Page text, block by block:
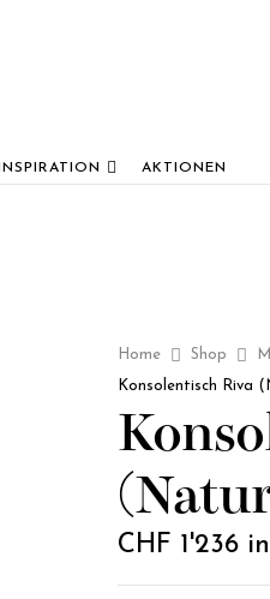
AKTIONEN
Home Shop
Konsolentisch Riva
CHF 1'236